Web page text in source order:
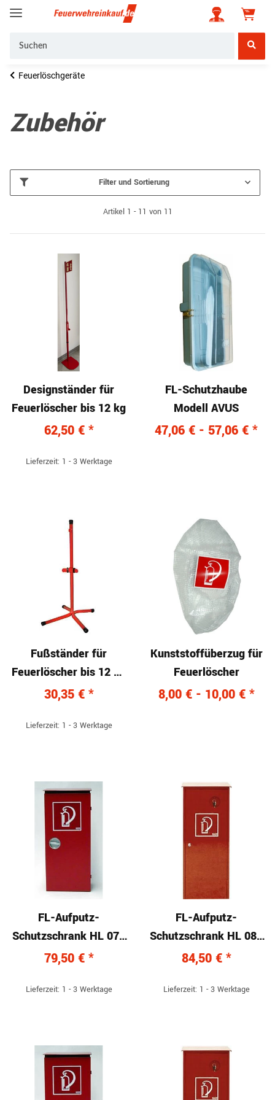
Feuerlöschgeräte
Zubehör
Filter und Sortierung
Artikel 1 - 11 von 11
Designständer für
Feuerlöscher bis 12 kg
62,50 € *
Lieferzeit: 1 - 3 Werktage
FL-Schutzhaube
Modell AVUS
47,06 € - 57,06 € *
Fußständer für
Feuerlöscher bis 12 kg
Standard
30,35 € *
Lieferzeit: 1 - 3 Werktage
Kunststoffüberzug für
Feuerlöscher
8,00 € - 10,00 € *
FL-Aufputz-
Schutzschrank HL 070
mit Drehgriff
79,50 € *
Lieferzeit: 1 - 3 Werktage
FL-Aufputz-
Schutzschrank HL 080
mit Schloss
84,50 € *
Lieferzeit: 1 - 3 Werktage